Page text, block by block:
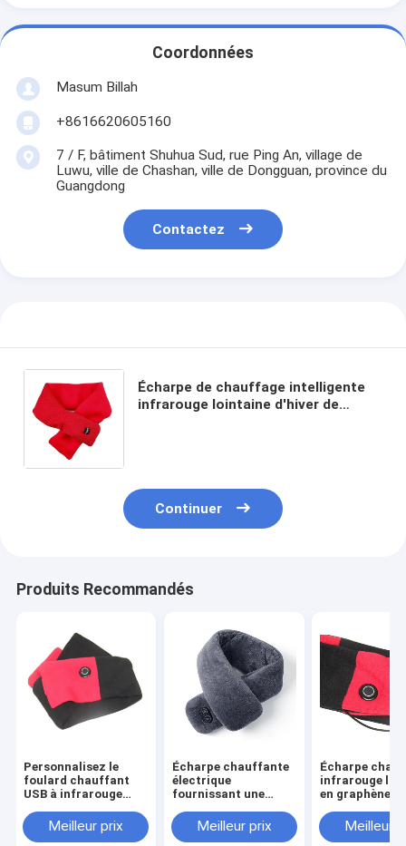
Coordonnées
Masum Billah
+8616620605160
7 / F, bâtiment Shuhua Sud, rue Ping An, village de
Luwu, ville de Chashan, ville de Dongguan, province du
Guangdong
Contactez
Écharpe de chauffage intelligente
infrarouge lointaine d'hiver de
Continuer
Produits Recommandés
Personnalisez le
foulard chauffant
USB à infrarouge
chauffant au
graphène et tissu de
Meilleur prix
Écharpe chauffante
électrique
fournissant une
lointaine pour
favoriser la
Meilleur prix
Écharpe
infrarouge
en graphène
usine pour
Meilleur